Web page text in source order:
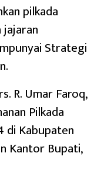
pilkada
Strategi
R. Umar Faroq,
Pilkada
di Kabupaten
Kantor Bupati,